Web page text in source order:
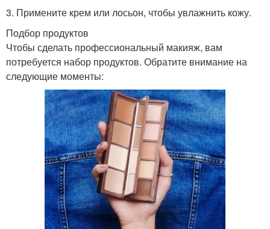
3. Примените крем или лосьон, чтобы увлажнить кожу.
Подбор продуктов
Чтобы сделать профессиональный макияж, вам
потребуется набор продуктов. Обратите внимание на
следующие моменты: